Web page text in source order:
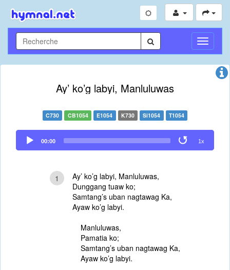
Toggle
Ay’ ko’g labyi, Manluluwas
C730 CB1054 E1054 K730 Si1054 T1054
Audio
Player
00:00 1x
1
Ay’ ko’g labyi, Manluluwas,
Dunggang tuaw ko;
Samtang’s uban nagtawag Ka,
Ayaw ko’g labyi.
Manluluwas,
Pamatia ko;
Samtang’s uban nagtawag Ka,
Ayaw ko’g labyi.